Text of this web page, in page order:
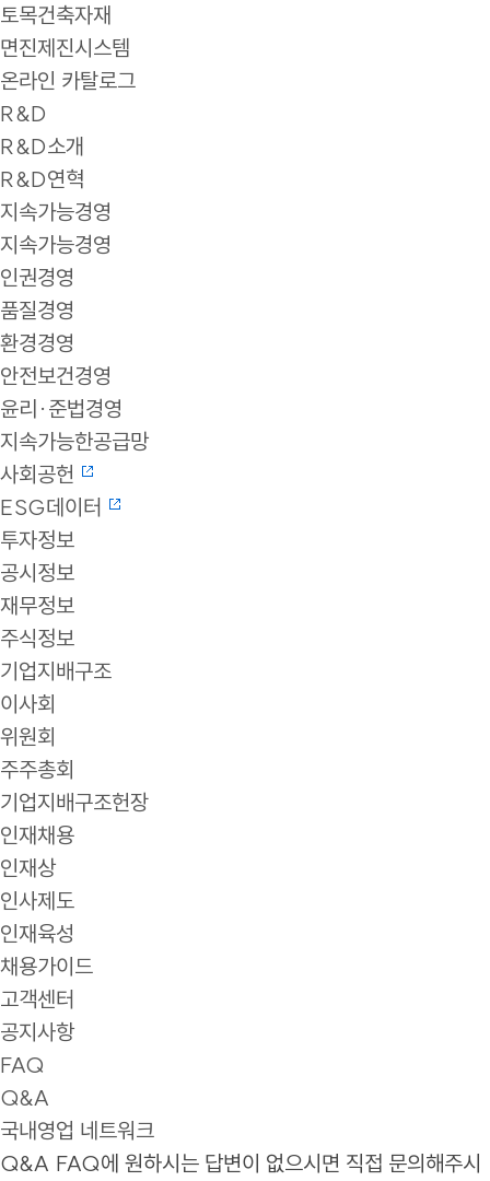
토목건축자재
면진제진시스템
온라인 카탈로그
R&D
R&D소개
R&D연혁
지속가능경영
지속가능경영
인권경영
품질경영
환경경영
안전보건경영
윤리·준법경영
지속가능한공급망
사회공헌
ESG데이터
투자정보
공시정보
재무정보
주식정보
기업지배구조
이사회
위원회
주주총회
기업지배구조헌장
인재채용
인재상
인사제도
인재육성
채용가이드
고객센터
공지사항
FAQ
Q&A
국내영업 네트워크
Q&A FAQ에 원하시는 답변이 없으시면 직접 문의해주시